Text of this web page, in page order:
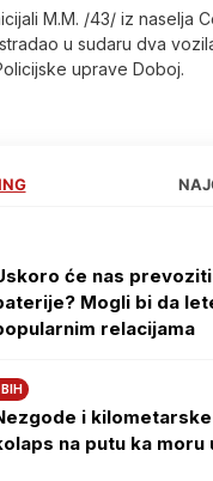
M.M. /43/ iz naselja
u sudaru dva
uprave Doboj.
će nas
Mogli bi da
relacijama
i
na putu ka moru